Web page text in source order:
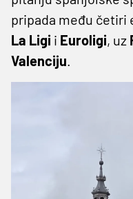
pripada među četiri
La Ligi i Euroligi, uz
Valenciju.